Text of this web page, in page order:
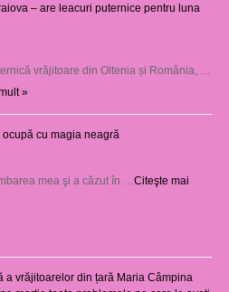
– are leacuri puternice pentru luna
vrăjitoare din Oltenia și România, …
»
ocupă cu magia neagră
mea şi a căzut în … Citeşte mai
a vrăjitoarelor din țară Maria Câmpina